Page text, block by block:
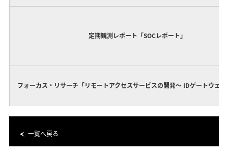
定期観測レポート「SOCレポート」
フォーカス・リサーチ「リモートアクセスサービスの開発〜 IDゲートウェ
一覧へ戻る